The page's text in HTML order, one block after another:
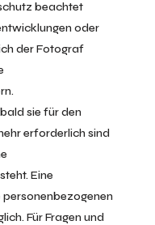
beachtet
oder
der Fotograf
sie für den
erforderlich sind
Eine
Für Fragen und